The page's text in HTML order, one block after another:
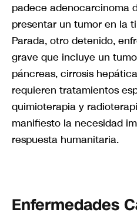
padece adenocarcinoma
presentar un tumor en la
Parada, otro detenido,
grave que incluye un
páncreas, cirrosis
requieren tratamientos
quimioterapia y
manifiesto la necesidad
respuesta humanitaria.
Enfermedades